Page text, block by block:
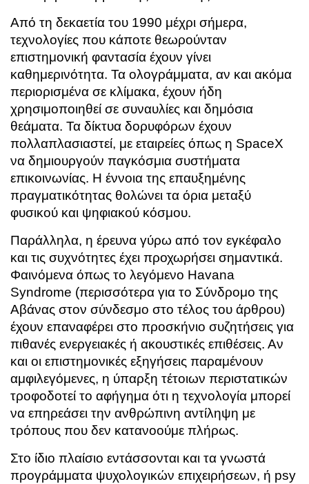
Από τη δεκαετία του 1990 μέχρι σήμερα,
τεχνολογίες που κάποτε θεωρούνταν
επιστημονική φαντασία έχουν γίνει
καθημερινότητα. Τα ολογράμματα, αν και ακόμα
περιορισμένα σε κλίμακα, έχουν ήδη
χρησιμοποιηθεί σε συναυλίες και δημόσια
θεάματα. Τα δίκτυα δορυφόρων έχουν
πολλαπλασιαστεί, με εταιρείες όπως η SpaceX
να δημιουργούν παγκόσμια συστήματα
επικοινωνίας. Η έννοια της επαυξημένης
πραγματικότητας θολώνει τα όρια μεταξύ
φυσικού και ψηφιακού κόσμου.
Παράλληλα, η έρευνα γύρω από τον εγκέφαλο
και τις συχνότητες έχει προχωρήσει σημαντικά.
Φαινόμενα όπως το λεγόμενο Havana
Syndrome (περισσότερα για το Σύνδρομο της
Αβάνας στον σύνδεσμο στο τέλος του άρθρου)
έχουν επαναφέρει στο προσκήνιο συζητήσεις για
πιθανές ενεργειακές ή ακουστικές επιθέσεις. Αν
και οι επιστημονικές εξηγήσεις παραμένουν
αμφιλεγόμενες, η ύπαρξη τέτοιων περιστατικών
τροφοδοτεί το αφήγημα ότι η τεχνολογία μπορεί
να επηρεάσει την ανθρώπινη αντίληψη με
τρόπους που δεν κατανοούμε πλήρως.
Στο ίδιο πλαίσιο εντάσσονται και τα γνωστά
προγράμματα ψυχολογικών επιχειρήσεων, ή psy